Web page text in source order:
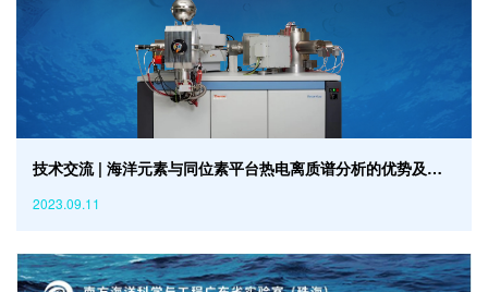
技术交流 | 海洋元素与同位素平台热电离质谱分析的优势及应用
2023.09.11